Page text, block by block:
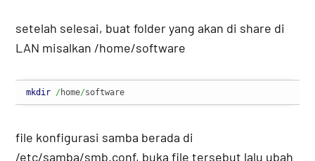
setelah selesai, buat folder yang akan di share di
LAN misalkan /home/software
mkdir /home/software
file konfigurasi samba berada di
/etc/samba/smb.conf, buka file tersebut lalu ubah